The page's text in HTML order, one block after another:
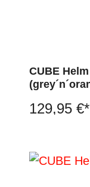
CUBE
129,95 €*